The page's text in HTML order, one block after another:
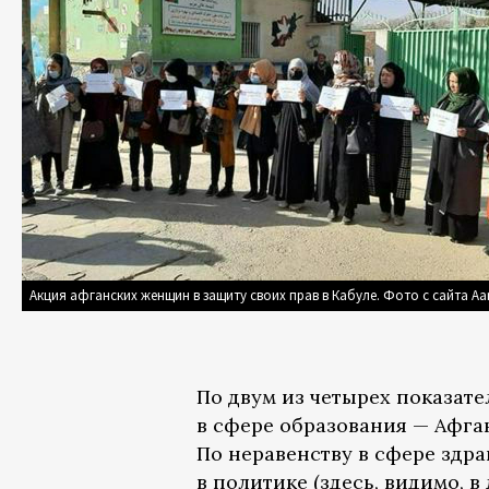
Акция афганских женщин в защиту своих прав в Кабуле. Фото с сайта
По двум из четырех
в сфере образования —
По неравенству в сфере
в политике (здесь, видимо,